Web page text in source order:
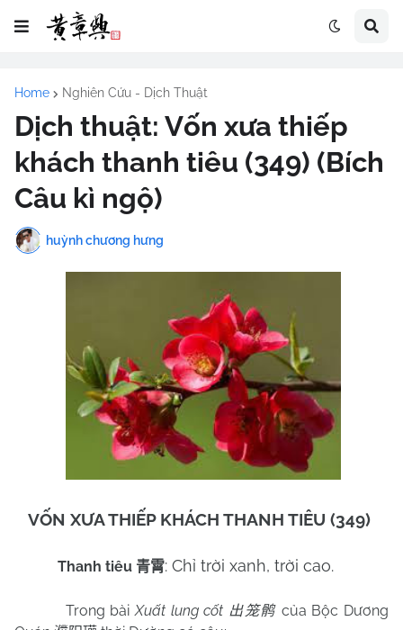
Home Nghiên Cứu - Dịch Thuật
Dịch thuật: Vốn xưa thiếp
khách thanh tiêu (349) (Bích
Câu kì ngộ)
huỳnh chương hưng
VỐN XƯA THIẾP KHÁCH THANH TIÊU (349)
Thanh tiêu 青霄: Chỉ trời xanh, trời cao.
Trong bàiXuất lung cốt 出笼鹘 của Bộc Dương